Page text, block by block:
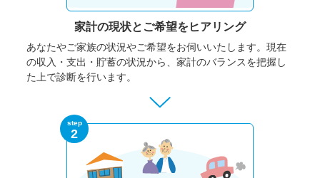
家計の現状と ご希望をヒアリング
あなたやご家族の状況やご希望をお伺いいたします。 現在
の収入・支出・貯蓄の状況から、家計のバランスを把握し
た上で診断を行います。
step
2